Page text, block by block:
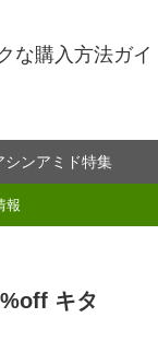
な購入方法ガイ
シンアミド特集
報
キタ